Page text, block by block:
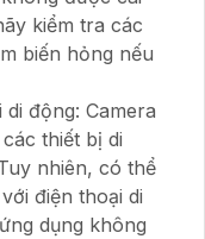
kiểm tra các
biến hỏng nếu
động: Camera
thiết bị di
nhiên, có thể
điện thoại di
dụng không